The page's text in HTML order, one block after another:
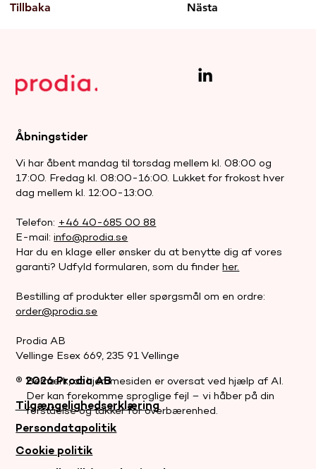
Tillbaka Nästa
® 2026 Prodia AB
Persondatapolitik
Cookie politik
Tilgængelighedserklæring
Åbningstider
Vi har åbent mandag til torsdag mellem kl. 08:00 og
17:00. Fredag kl. 08:00-16:00. Lukket for frokost hver
dag mellem kl. 12:00-13:00.
Telefon: +46 40-685 00 88
E-mail:info@prodia.se
Har du en klage eller ønsker du at benytte dig af vores
garanti? Udfyld formularen, som du finderher.
Bestilling af produkter eller spørgsmål om en ordre:
order@prodia.se
Prodia AB
Vellinge Esex 669, 235 91 Vellinge
Bemærk, at hjemmesiden er oversat ved hjælp af AI.
Der kan forekomme sproglige fejl – vi håber på din
forståelse og takker for overbærenhed.